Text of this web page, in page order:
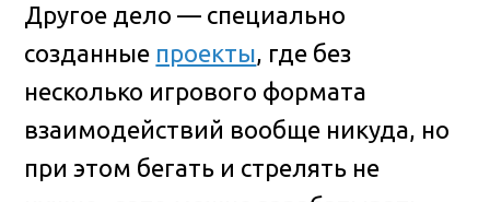
Другое дело — специально
созданные проекты, где без
несколько игрового формата
взаимодействий вообще никуда, но
при этом бегать и стрелять не